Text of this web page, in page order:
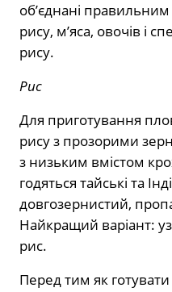
об’єднані
рису, м’яса, овочів і
рису.
Рис
Для приготування
рису з прозорими
з низьким вмістом
годяться тайські та
довгозернистий,
Найкращий варіант:
рис.
Перед тим як